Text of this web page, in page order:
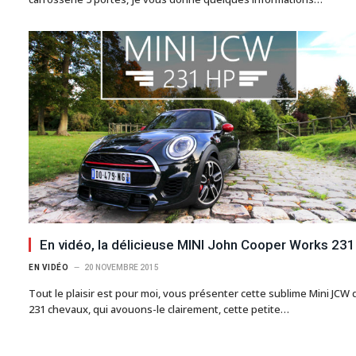
En vidéo, la délicieuse MINI John Cooper Works 231
EN VIDÉO 20 NOVEMBRE 2015
Tout le plaisir est pour moi, vous présenter cette sublime Mini JCW
231 chevaux, qui avouons-le clairement, cette petite…